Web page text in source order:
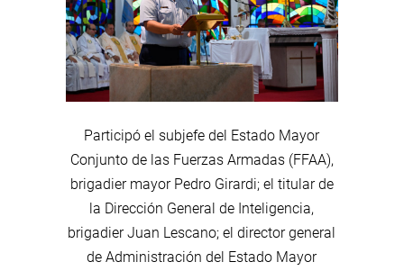
Participó el subjefe del Estado Mayor
Conjunto de las Fuerzas Armadas (FFAA),
brigadier mayor Pedro Girardi; el titular de
la Dirección General de Inteligencia,
brigadier Juan Lescano; el director general
de Administración del Estado Mayor